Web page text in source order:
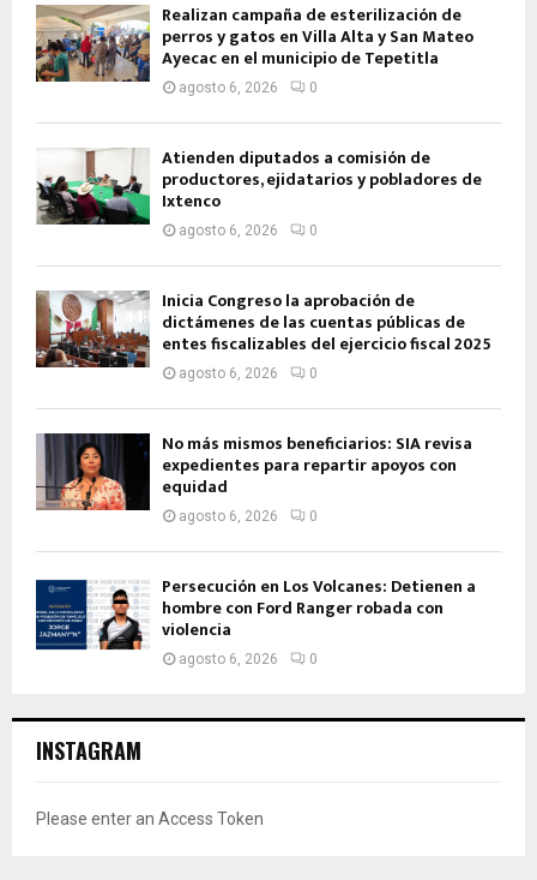
Realizan campaña de esterilización de
perros y gatos en Villa Alta y San Mateo
Ayecac en el municipio de Tepetitla
agosto 6, 2026 0
Atienden diputados a comisión de
productores, ejidatarios y pobladores de
Ixtenco
agosto 6, 2026 0
Inicia Congreso la aprobación de
dictámenes de las cuentas públicas de
entes fiscalizables del ejercicio fiscal 2025
agosto 6, 2026 0
No más mismos beneficiarios: SIA revisa
expedientes para repartir apoyos con
equidad
agosto 6, 2026 0
Persecución en Los Volcanes: Detienen a
hombre con Ford Ranger robada con
violencia
agosto 6, 2026 0
INSTAGRAM
Please enter an Access Token